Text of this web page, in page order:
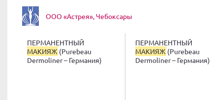
ООО «Астрея», Чебоксары
ПЕРМАНЕНТНЫЙ
МАКИЯЖ (Purebeau
Dermoliner – Германия)
ПЕРМАНЕНТНЫЙ
МАКИЯЖ (Purebeau
Dermoliner – Германия)